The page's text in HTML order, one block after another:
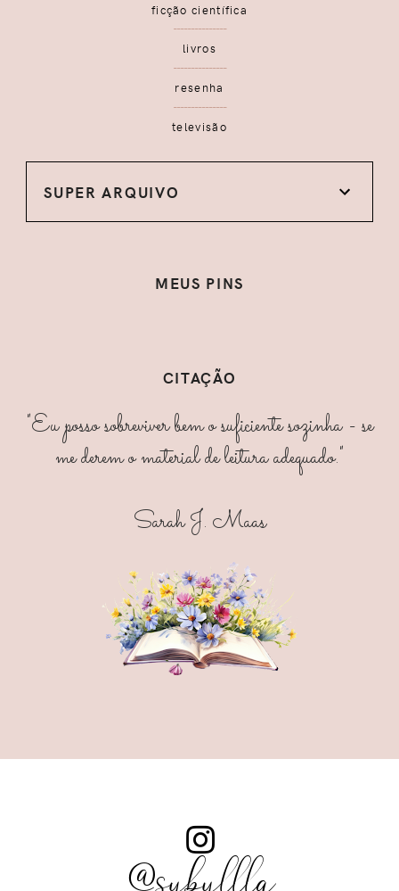
ficção científica
livros
resenha
televisão
SUPER ARQUIVO
MEUS PINS
CITAÇÃO
"Eu posso sobreviver bem o suficiente sozinha - se
me derem o material de leitura adequado."
Sarah J. Maas